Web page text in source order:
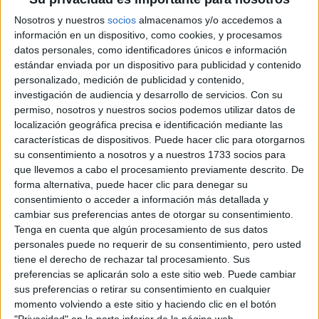
Nosotros y nuestros socios almacenamos y/o accedemos a
información en un dispositivo, como cookies, y procesamos
datos personales, como identificadores únicos e información
estándar enviada por un dispositivo para publicidad y contenido
personalizado, medición de publicidad y contenido,
investigación de audiencia y desarrollo de servicios. Con su
permiso, nosotros y nuestros socios podemos utilizar datos de
localización geográfica precisa e identificación mediante las
características de dispositivos. Puede hacer clic para otorgarnos
su consentimiento a nosotros y a nuestros 1733 socios para
que llevemos a cabo el procesamiento previamente descrito. De
forma alternativa, puede hacer clic para denegar su
consentimiento o acceder a información más detallada y
cambiar sus preferencias antes de otorgar su consentimiento.
Tenga en cuenta que algún procesamiento de sus datos
personales puede no requerir de su consentimiento, pero usted
tiene el derecho de rechazar tal procesamiento. Sus
preferencias se aplicarán solo a este sitio web. Puede cambiar
sus preferencias o retirar su consentimiento en cualquier
momento volviendo a este sitio y haciendo clic en el botón
Dónde se estudia
Descripción
Usuarios interesados
Diseño de Productos en los foros
Diseño industrial vs ingenieria de diseño industrial y desarrollo del
producto
Doble grado ingeniería diseño industrial + ingeniería mecánica
PERIODO DE BECAS EN URJC
Traslado de expediente con la misma carrera.
Diseño de Productos - Contenido y
salidas laborales